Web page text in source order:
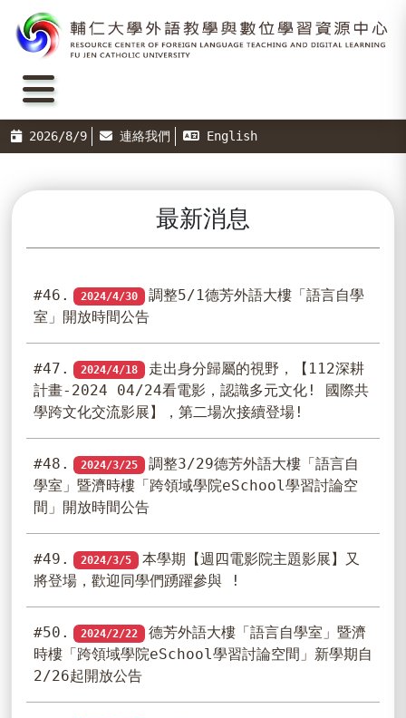
2026/8/9 連絡我們 English
最新消息
#46. 2024/4/30
調整5/1德芳外語大樓「語言自學
室」開放時間公告
#47. 2024/4/18
走出身分歸屬的視野，【112深耕
計畫-2024 04/24看電影，認識多元文化! 國際共
學跨文化交流影展】，第二場次接續登場!
#48. 2024/3/25
調整3/29德芳外語大樓「語言自
學室」暨濟時樓「跨領域學院eSchool學習討論空
間」開放時間公告
#49. 2024/3/5
本學期【週四電影院主題影展】又
將登場，歡迎同學們踴躍參與 !
#50. 2024/2/22
德芳外語大樓「語言自學室」暨濟
時樓「跨領域學院eSchool學習討論空間」新學期自
2/26起開放公告